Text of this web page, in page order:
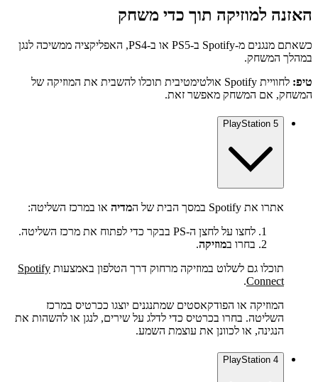
האזנה למוזיקה תוך כדי משחק
כשאתם מנגנים מ-Spotify ב-PS5 או ב-PS4, האפליקציה ממשיכה לנגן
במהלך המשחק.
טיפ:
לחוויית Spotify אולטימטיבית תוכלו להשבית את המוזיקה של
המשחק, אם המשחק מאפשר זאת.
PlayStation 5
אתרו את Spotify במסך הבית של ה מדיה או במרכז השליטה:
לחצו על לחצן ה-PS בבקר כדי לפתוח את מרכז השליטה.
בחרו במוזיקה.
תוכלו גם לשלוט במוזיקה מרחוק דרך הטלפון באמצעות Spotify
Connect
.
המוזיקה או הפודקאסטים שמתנגנים יוצגו ככרטיס במרכז
השליטה. בחרו בכרטיס כדי לדלג על שירים, לנגן או להשהות את
הנגינה, או לכוונן את עוצמת השמע.
PlayStation 4